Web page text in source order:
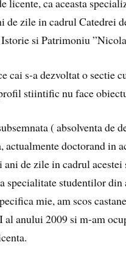
de zile in cadrul Catedrei
si Patrimoniu
cai s-a dezvoltat o sectie
stiintific nu face
( absolventa de
doctorand in
de zile in cadrul
specialitate studentilor
mie, am scos
anului 2009 si m-am